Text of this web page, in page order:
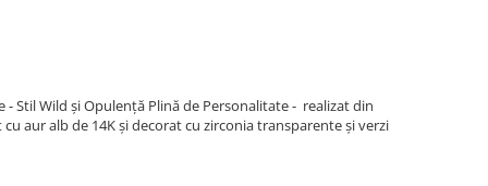
- Stil Wild și Opulență Plină de Personalitate - realizat din
aur alb de 14K și decorat cu zirconia transparente și verzi